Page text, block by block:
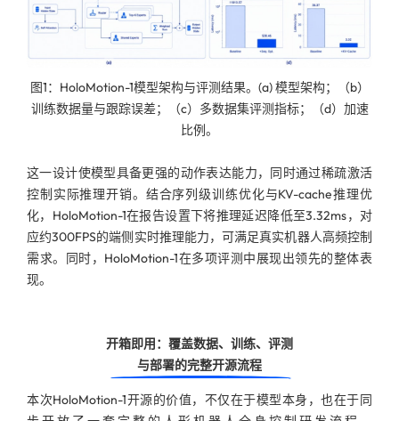
图1：HoloMotion-1模型架构与评测结果。(a) 模型架构；（b）
训练数据量与跟踪误差；（c）多数据集评测指标；（d）加速
比例。
这一设计使模型具备更强的动作表达能力，同时通过稀疏激活
控制实际推理开销。结合序列级训练优化与KV-cache推理优
化，HoloMotion-1在报告设置下将推理延迟降低至3.32ms，对
应约300FPS的端侧实时推理能力，可满足真实机器人高频控制
需求。同时，HoloMotion-1在多项评测中展现出领先的整体表
现。
开箱即用：覆盖数据、训练、评测
与部署的完整开源流程
本次HoloMotion-1开源的价值，不仅在于模型本身，也在于同